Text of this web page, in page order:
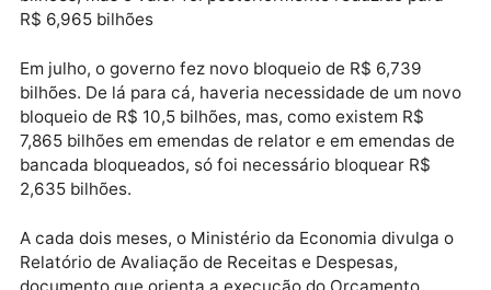
será divulgada no próximo dia 30.
Bloqueio total
No fim de março, o governo havia contingenciado R$
1,722 bilhão em emendas de relator. Em maio, a
econômica inicialmente divulgou bloqueio de R$
bilhões, mas o valor foi posteriormente reduzido
R$ 6,965 bilhões
Em julho, o governo fez novo bloqueio de R$ 6,739